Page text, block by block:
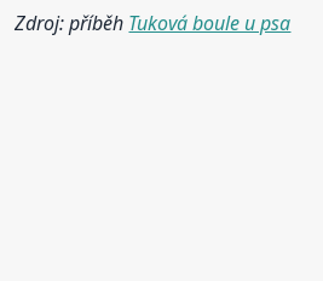
Zdroj: příběh Tuková boule u psa